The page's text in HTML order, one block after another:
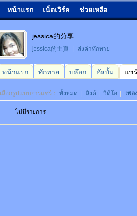
หน้าแรก เน็ตเวิร์ค ช่วยเหลือ
jessica的分享
jessica的主頁 ส่งคำทักทาย
หน้าแรก ทักทาย บล๊อก อัลบั้ม แชร์
เลือกรูปแบบการแชร์： ทั้งหมด ลิงค์ วิดีโอ เพลง
ไม่มีรายการ